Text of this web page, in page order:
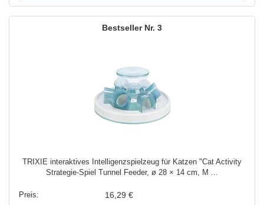
3
TRIXIE interaktives Intelligenzspielzeug für Katzen "Cat Activity
Strategie-Spiel Tunnel Feeder, ø 28 × 14 cm, M ...
16,29 €